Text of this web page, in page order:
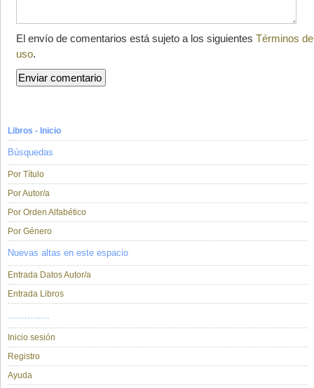
El envío de comentarios está sujeto a los siguientes Términos de
uso.
Libros - Inicio
Búsquedas
Por Título
Por Autor/a
Por Orden Alfabético
Por Género
Nuevas altas en este espacio
Entrada Datos Autor/a
Entrada Libros
...............
Inicio sesión
Registro
Ayuda